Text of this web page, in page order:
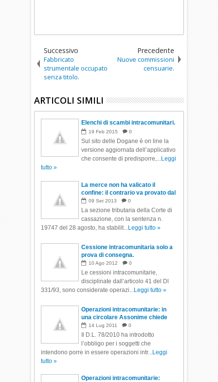
Successivo
Fabbricato
strumentale occupato
senza titolo.
Precedente
Nuove commissioni
censuarie.
ARTICOLI SIMILI
Elenchi di scambi intracomunitari.
19 Feb 2015 0
Sul sito delle Dogane è on line la
versione aggiornata dell’applicativo
che consente di predisporre,...Leggi
tutto »
La merce non ha valicato il
confine: il contrario va provato dal
cedente.
09 Set 2013 0
La sezione tributaria della Corte di
cassazione, con la sentenza n.
19747 del 28 agosto, ha stabilit...Leggi tutto »
Cessione intracomunitaria solo a
prova di consegna.
10 Ago 2012 0
Le cessioni intracomunitarie,
disciplinate dall’articolo 41 del Dl
331/93, sono considerate operazi...Leggi tutto »
Operazioni intracomunitarie: in
una circolare Assonime chiede
ulteriori chiarimenti.
14 Lug 2011 0
Il D.L. 78/2010 ha introdotto
l’obbligo per i soggetti che
intendono porre in essere operazioni intr...Leggi
tutto »
Operazioni intracomunitarie: